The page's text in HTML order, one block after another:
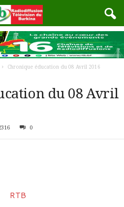
Chronique éducation du 08 Avril 2016
du 08 Avril
0